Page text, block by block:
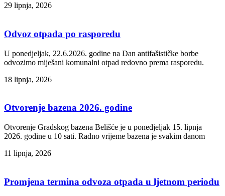
29 lipnja, 2026
Odvoz otpada po rasporedu
U ponedjeljak, 22.6.2026. godine na Dan antifašističke borbe
odvozimo miješani komunalni otpad redovno prema rasporedu.
18 lipnja, 2026
Otvorenje bazena 2026. godine
Otvorenje Gradskog bazena Belišće je u ponedjeljak 15. lipnja
2026. godine u 10 sati. Radno vrijeme bazena je svakim danom
11 lipnja, 2026
Promjena termina odvoza otpada u ljetnom periodu